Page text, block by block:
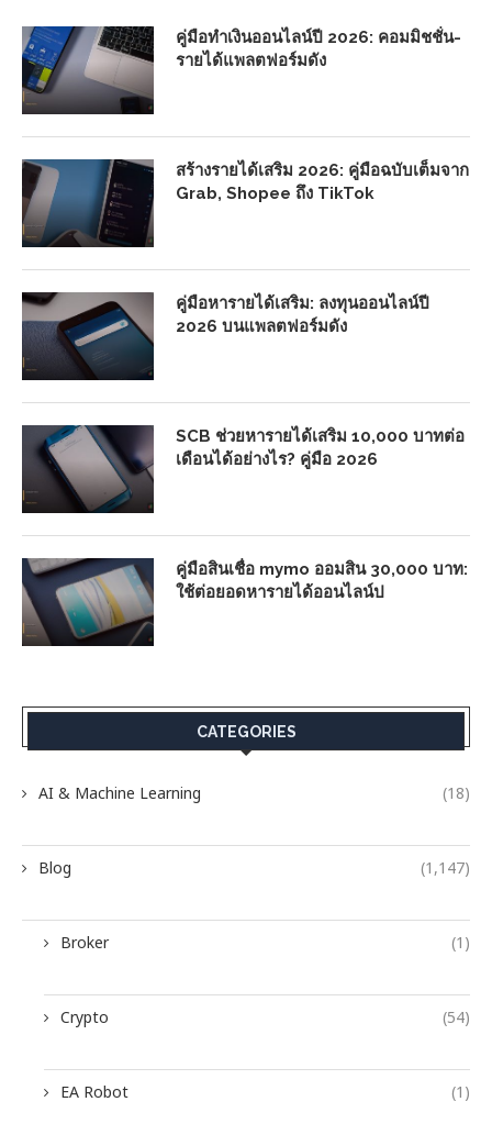
คู่มือทำเงินออนไลน์ปี 2026: คอมมิชชั่น-
รายได้แพลตฟอร์มดัง
สร้างรายได้เสริม 2026: คู่มือฉบับเต็มจาก
Grab, Shopee ถึง TikTok
คู่มือหารายได้เสริม: ลงทุนออนไลน์ปี
2026 บนแพลตฟอร์มดัง
SCB ช่วยหารายได้เสริม 10,000 บาทต่อ
เดือนได้อย่างไร? คู่มือ 2026
คู่มือสินเชื่อ mymo ออมสิน 30,000 บาท:
ใช้ต่อยอดหารายได้ออนไลน์ป
CATEGORIES
AI & Machine Learning (18)
Blog (1,147)
Broker (1)
Crypto (54)
EA Robot (1)